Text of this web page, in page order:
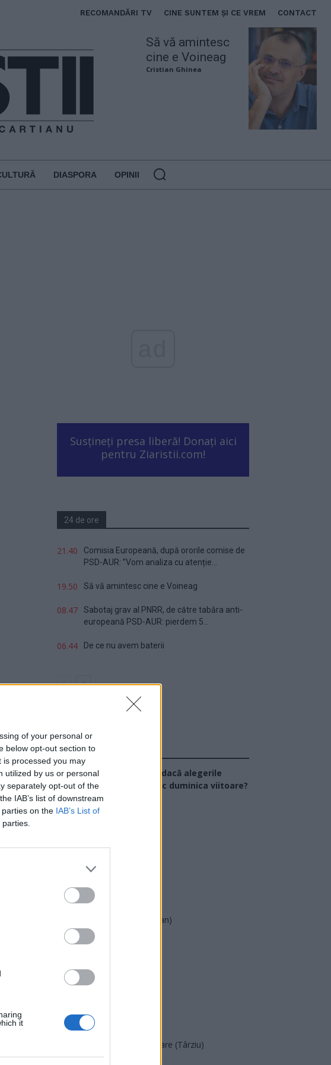
of your personal or
below opt-out section to
processed you may
utilized by us or personal
separately opt-out of the
IAB’s list of downstream
on the IAB’s List of
it
RECOMANDĂRI TV CINE SUNTEM ȘI CE VREM CONTACT
Să vă amintesc
cine e Voineag
Cristian Ghinea
DIASPORA OPINII
Susțineți presa liberă! Donați aici
pentru Ziaristii.com!
24 de ore
21.40
Comisia Europeană, după ororile comise de
PSD-AUR: ”Vom analiza cu atenție...
19.50 Să vă amintesc cine e Voineag
08.47
Sabotaj grav al PNRR, de către tabăra anti-
europeană PSD-AUR: pierdem 5...
06.44 De ce nu avem baterii
Sondaj
Ce partid ați vota dacă alegerile
parlamentare ar avea loc duminica viitoare?
USR
PSD
AUR
PMP (Tomac)
Forța Dreptei (L. Orban)
PNȚMM
SENS
PACE (Peia)
Acțiunea Conservatoare (Târziu)